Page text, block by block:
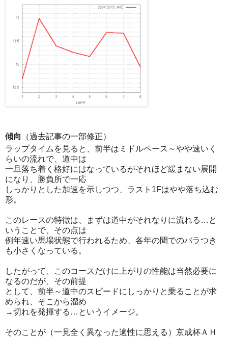
傾向
（過去記事の一部修正）
ラップタイムを見ると、前半はミドルペース～やや速いく
らいの流れで、道中は
一旦落ち着く格好にはなっているがそれほど緩まない展開
になり、勝負所で一応
しっかりとした加速を示しつつ、ラスト1Fはやや落ち込む
形。
このレースの特徴は、まずは道中がそれなりに流れる…と
いうことで、その点は
例年速い馬場状態で行われるため、各年の間でのバラつき
も小さくなっている。
したがって、このコースだけに上がりの性能は当然必要に
なるのだが、その前提
として、前半～道中のスピードにしっかりと乗ることが求
められ、そこから溜め
→切れを発揮する…というイメージ。
そのことが（一見全く異なった適性に思える）京成杯ＡＨ